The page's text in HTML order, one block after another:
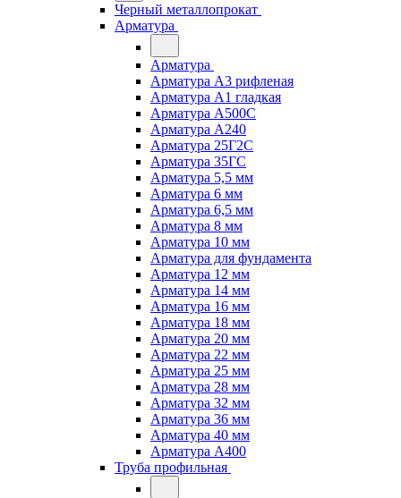
Черный металлопрокат
Арматура
Арматура
Арматура А3 рифленая
Арматура А1 гладкая
Арматура А500С
Арматура А240
Арматура 25Г2С
Арматура 35ГС
Арматура 5,5 мм
Арматура 6 мм
Арматура 6,5 мм
Арматура 8 мм
Арматура 10 мм
Арматура для фундамента
Арматура 12 мм
Арматура 14 мм
Арматура 16 мм
Арматура 18 мм
Арматура 20 мм
Арматура 22 мм
Арматура 25 мм
Арматура 28 мм
Арматура 32 мм
Арматура 36 мм
Арматура 40 мм
Арматура А400
Труба профильная